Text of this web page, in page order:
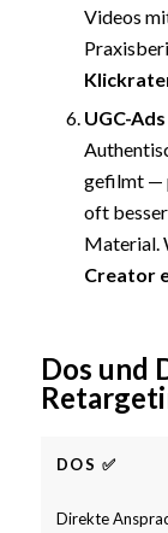
Videos
UGC-Ads
gefilmt —
oft
Material.
Creator
Dos und
DOS ✅
Direkte